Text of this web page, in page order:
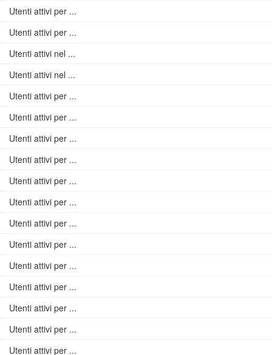
Utenti attivi per ...
Utenti attivi per ...
Utenti attivi nel ...
Utenti attivi nel ...
Utenti attivi per ...
Utenti attivi per ...
Utenti attivi per ...
Utenti attivi per ...
Utenti attivi per ...
Utenti attivi per ...
Utenti attivi per ...
Utenti attivi per ...
Utenti attivi per ...
Utenti attivi per ...
Utenti attivi per ...
Utenti attivi per ...
Utenti attivi per ...